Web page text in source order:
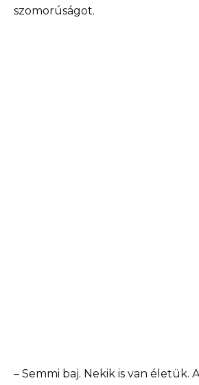
szomorúságot.
– Semmi baj. Nekik is van életük.